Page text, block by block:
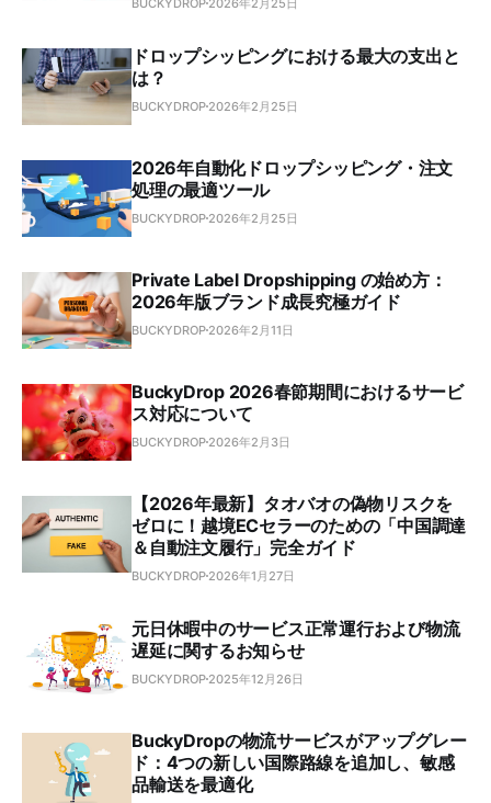
ドロップシッピングにおける最大の支出と
は？
BUCKYDROP 2026年2月25日
2026年自動化ドロップシッピング・注文
処理の最適ツール
BUCKYDROP 2026年2月25日
Private Label Dropshipping の始め方：
2026年版ブランド成長究極ガイド
BUCKYDROP 2026年2月11日
BuckyDrop 2026春節期間におけるサービ
ス対応について
BUCKYDROP 2026年2月3日
【2026年最新】タオバオの偽物リスクを
ゼロに！越境ECセラーのための「中国調達
＆自動注文履行」完全ガイド
BUCKYDROP 2026年1月27日
元日休暇中のサービス正常運行および物流
遅延に関するお知らせ
BUCKYDROP 2025年12月26日
BuckyDropの物流サービスがアップグレー
ド：4つの新しい国際路線を追加し、敏感
品輸送を最適化